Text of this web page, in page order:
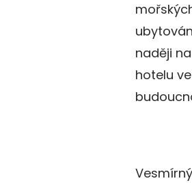
naději
hotelu